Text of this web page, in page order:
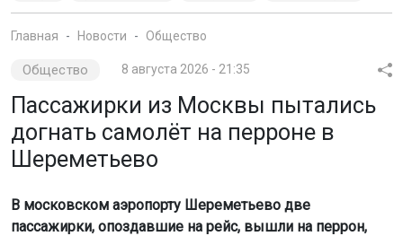
Главная Новости Общество
Общество 8 августа 2026 - 21:35
Пассажирки из Москвы пытались
догнать самолёт на перроне в
Шереметьево
В московском аэропорту Шереметьево две
пассажирки, опоздавшие на рейс, вышли на перрон,